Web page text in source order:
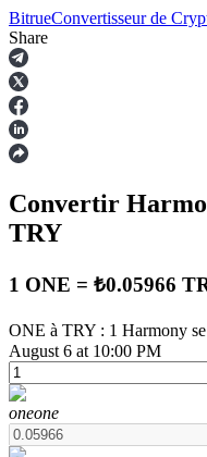
Contrats à terme
Futures USDT
Futures utilisant
BitrueConvertisseur de
Share
Convertir
TRY
1 ONE = ₺0.05966
ONE à TRY : 1 Harmony
August 6 at 10:00 PM
oneone